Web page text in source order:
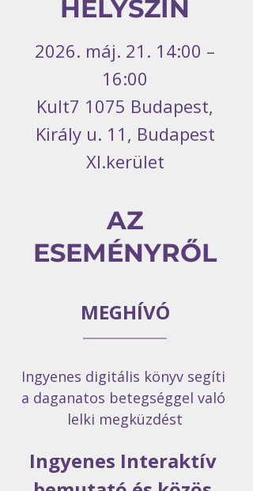
HELYSZÍN
2026. máj. 21. 14:00 –
16:00
Kult7 1075 Budapest,
Király u. 11, Budapest
XI.kerület
AZ
ESEMÉNYRŐL
MEGHÍVÓ
Ingyenes digitális könyv segíti
a daganatos betegséggel való
lelki megküzdést
Ingyenes Interaktív